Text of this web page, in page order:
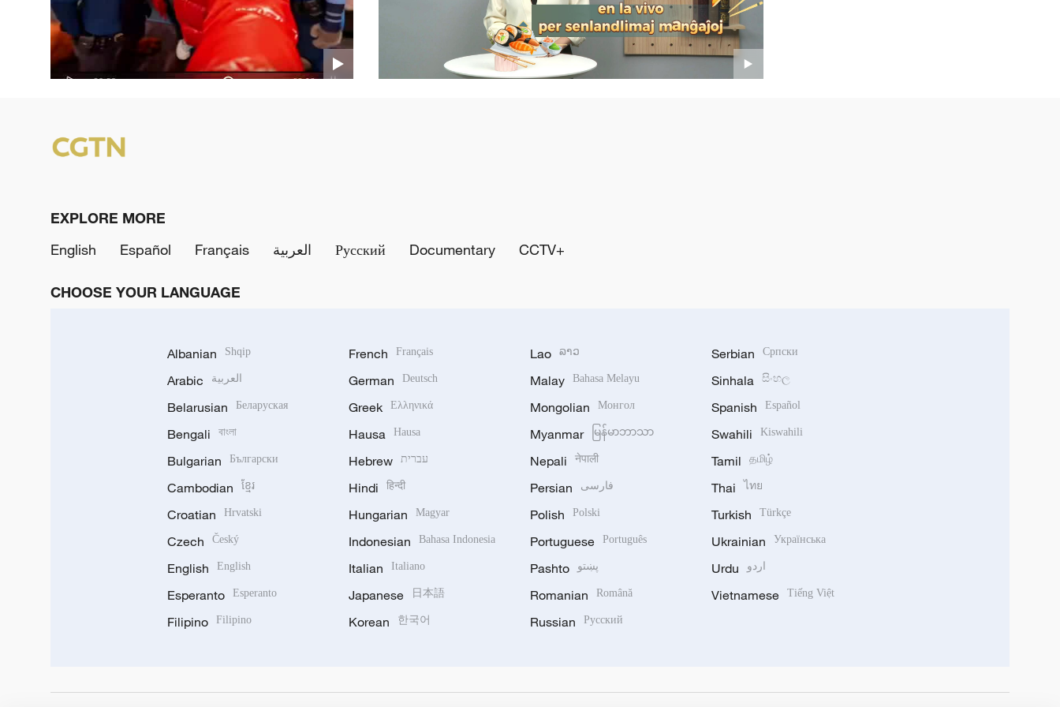
China-Sweden breakfast swap!
EXPLORE MORE
English
Español Français العربية Русский Documentary CCTV+
CHOOSE YOUR LANGUAGE
Albanian Shqip
Arabic العربية
Belarusian Беларуская
Bengali বাংলা
Bulgarian Български
Cambodian ខ្មែរ
Croatian Hrvatski
Czech Český
English English
Esperanto Esperanto
Filipino Filipino
French Français
German Deutsch
Greek Ελληνικά
Hausa Hausa
Hebrew עברית
Hindi हिन्दी
Hungarian Magyar
Indonesian Bahasa Indonesia
Italian Italiano
Japanese 日本語
Korean 한국어
Lao ລາວ
Malay Bahasa Melayu
Mongolian Монгол
Myanmar မြန်မာဘာသာ
Nepali नेपाली
Persian فارسی
Polish Polski
Portuguese Português
Pashto پښتو
Romanian Română
Russian Русский
Serbian Српски
Sinhala සිංහල
Spanish Español
Swahili Kiswahili
Tamil தமிழ்
Thai ไทย
Turkish Türkçe
Ukrainian Українська
Urdu اردو
Vietnamese Tiếng Việt